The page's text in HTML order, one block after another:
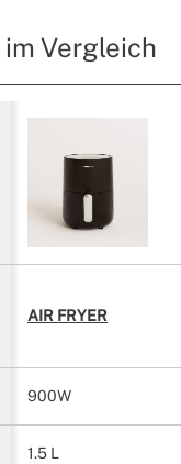
Vergleich
AIR FRYER
900W
1.5 L